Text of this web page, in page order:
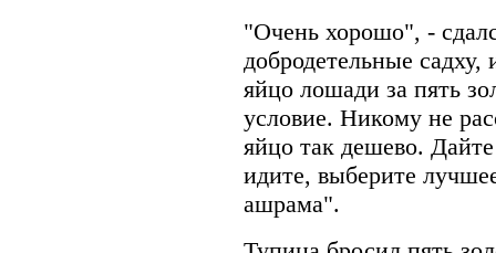
"Очень хорошо", -
добродетельные
яйцо лошади за пять
условие. Никому не
яйцо так дешево.
идите, выберите
ашрама".